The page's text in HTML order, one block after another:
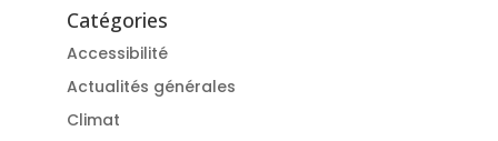
Catégories
Accessibilité
Actualités générales
Climat